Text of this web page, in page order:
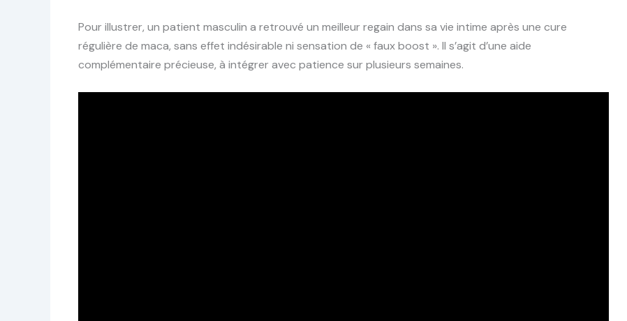
Pour illustrer, un patient masculin a retrouvé un meilleur regain dans sa vie intime après une cure
régulière de maca, sans effet indésirable ni sensation de « faux boost ». Il s’agit d’une aide
complémentaire précieuse, à intégrer avec patience sur plusieurs semaines.